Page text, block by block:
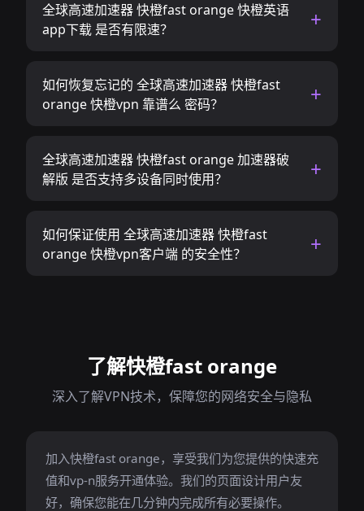
全球高速加速器 快橙fast orange 快橙英语
app下载 是否有限速？
如何恢复忘记的 全球高速加速器 快橙fast
orange 快橙vpn 靠谱么 密码？
全球高速加速器 快橙fast orange 加速器破
解版 是否支持多设备同时使用？
如何保证使用 全球高速加速器 快橙fast
orange 快橙vpn客户端 的安全性？
了解快橙fast orange
深入了解VPN技术，保障您的网络安全与隐私
加入快橙fast orange，享受我们为您提供的快速充
值和vp-n服务开通体验。我们的页面设计用户友
好，确保您能在几分钟内完成所有必要操作。